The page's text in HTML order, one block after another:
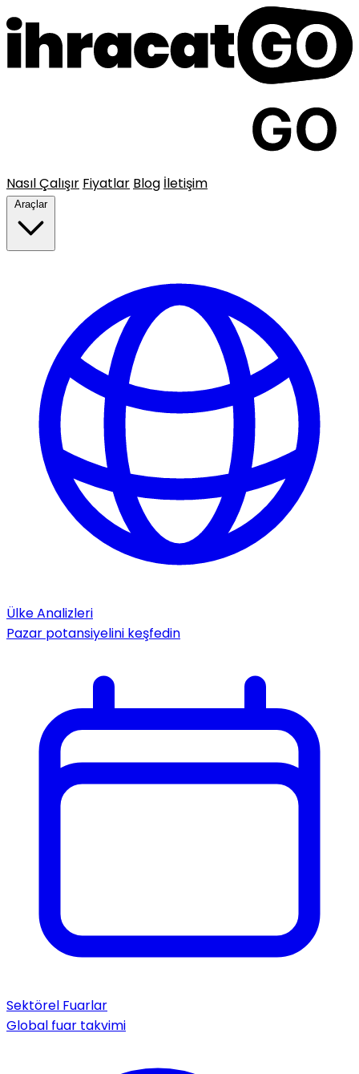
Nasıl Çalışır Fiyatlar Blog İletişim
Araçlar
Ülke Analizleri
Pazar potansiyelini keşfedin
Sektörel Fuarlar
Global fuar takvimi